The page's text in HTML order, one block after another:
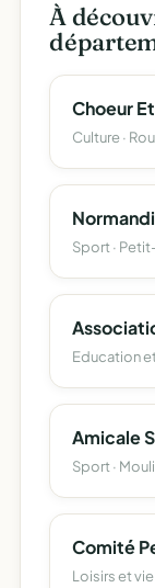
À
Culture ·
Sport ·
Education
Sport ·
Loisirs et